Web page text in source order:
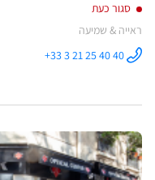
סגור כעת
ראייה & שמיעה
התקשר לחנות
Optical
+33 3 21 25 40 40
לחץ
ENTER
למידע